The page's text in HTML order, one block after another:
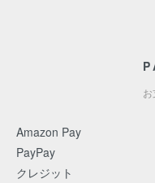
Amazon Pay
PayPay
クレジット